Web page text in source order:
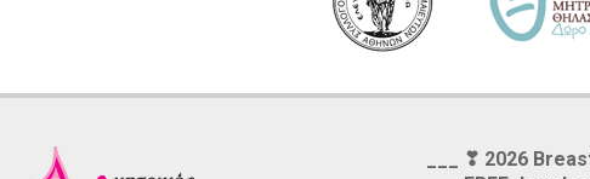
___ ❣ 2026